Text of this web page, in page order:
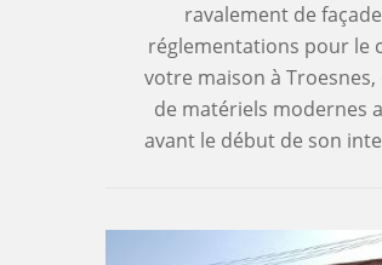
ravalement de
réglementations pour le
votre maison à
de matériels modernes
avant le début de son